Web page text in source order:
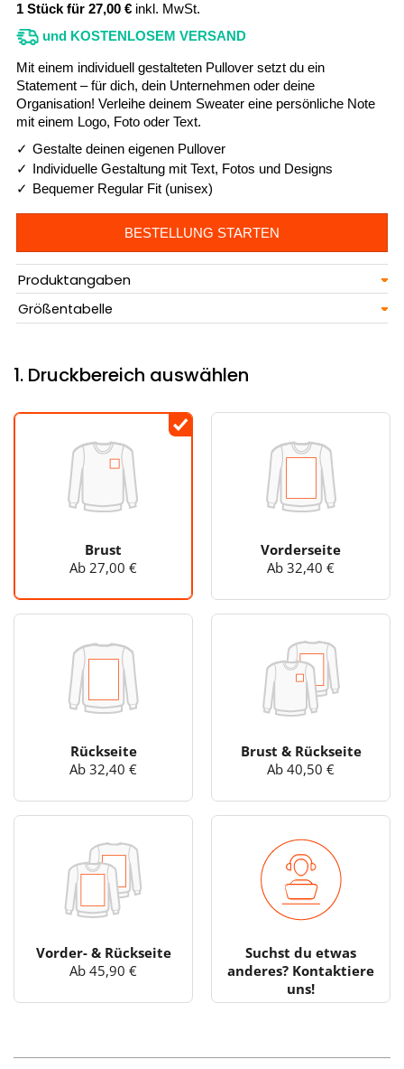
1 Stück für 27,00 € inkl. MwSt.
und KOSTENLOSEM VERSAND
Mit einem individuell gestalteten Pullover setzt du ein
Statement – für dich, dein Unternehmen oder deine
Organisation! Verleihe deinem Sweater eine persönliche Note
mit einem Logo, Foto oder Text.
Gestalte deinen eigenen Pullover
Individuelle Gestaltung mit Text, Fotos und Designs
Bequemer Regular Fit (unisex)
BESTELLUNG STARTEN
Produktangaben
Größentabelle
1. Druckbereich auswählen
Brust
Ab 27,00 €
Vorderseite
Ab 32,40 €
Rückseite
Ab 32,40 €
Brust & Rückseite
Ab 40,50 €
Vorder- & Rückseite
Ab 45,90 €
Suchst du etwas
anderes? Kontaktiere
uns!